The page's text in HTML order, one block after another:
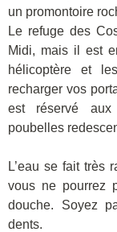
un promontoire
Le refuge des
Midi, mais il est
hélicoptère et
recharger vos
est réservé
poubelles
L’eau se fait très
vous ne pourrez
douche. Soyez
dents.